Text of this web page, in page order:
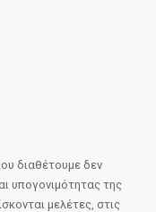
διαθέτουμε δεν
υπογονιμότητας της
μελέτες, στις